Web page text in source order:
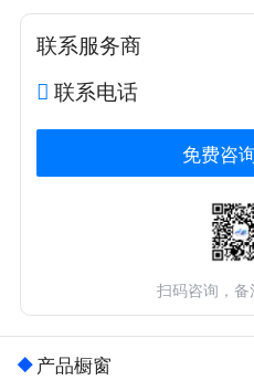
联系服务商
联系电话
免费咨
扫码咨询，备
产品橱窗